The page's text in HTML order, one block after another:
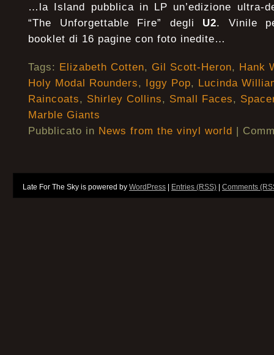
…la Island pubblica in LP un’edizione ultra-
“The Unforgettable Fire” degli U2. Vinile
booklet di 16 pagine con foto inedite…
Tags: Elizabeth Cotten, Gil Scott-Heron, Hank
Holy Modal Rounders, Iggy Pop, Lucinda
Raincoats, Shirley Collins, Small Faces,
Marble Giants
Pubblicato in News from the vinyl world |
Late For The Sky is powered by WordPress Entries (RSS) Comments